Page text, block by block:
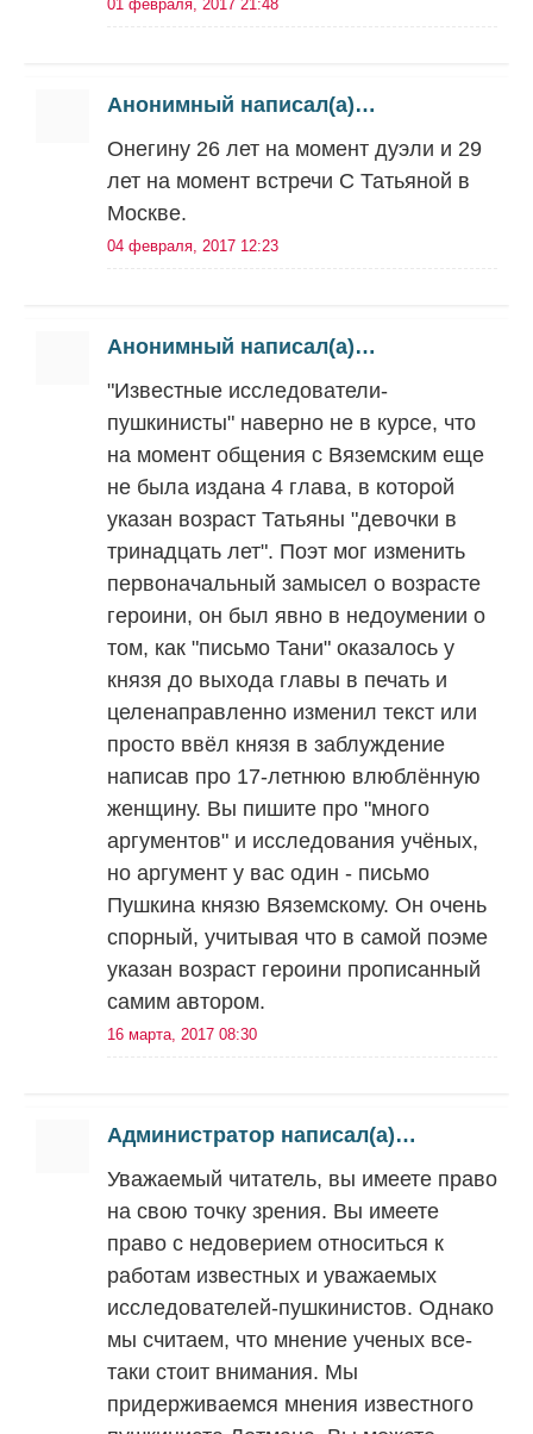
01 февраля, 2017 21:48
Анонимный написал(а)…
Онегину 26 лет на момент дуэли и 29
лет на момент встречи С Татьяной в
Москве.
04 февраля, 2017 12:23
Анонимный написал(а)…
"Известные исследователи-
пушкинисты" наверно не в курсе, что
на момент общения с Вяземским еще
не была издана 4 глава, в которой
указан возраст Татьяны "девочки в
тринадцать лет". Поэт мог изменить
первоначальный замысел о возрасте
героини, он был явно в недоумении о
том, как "письмо Тани" оказалось у
князя до выхода главы в печать и
целенаправленно изменил текст или
просто ввёл князя в заблуждение
написав про 17-летнюю влюблённую
женщину. Вы пишите про "много
аргументов" и исследования учёных,
но аргумент у вас один - письмо
Пушкина князю Вяземскому. Он очень
спорный, учитывая что в самой поэме
указан возраст героини прописанный
самим автором.
16 марта, 2017 08:30
Администратор написал(а)…
Уважаемый читатель, вы имеете право
на свою точку зрения. Вы имеете
право с недоверием относиться к
работам известных и уважаемых
исследователей-пушкинистов. Однако
мы считаем, что мнение ученых все-
таки стоит внимания. Мы
придерживаемся мнения известного